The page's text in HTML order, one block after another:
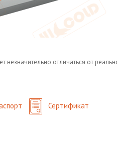
незначительно отличаться от
Сертификат